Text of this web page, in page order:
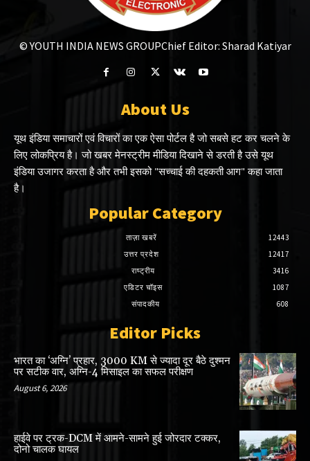
© YOUTH INDIA NEWS GROUPChief Editor: Sharad Katiyar
About Us
यूथ इंडिया समाचारों एवं विचारों का एक ऐसा पोर्टल है जो सबसे हट कर चलने के
लिए लोकप्रिय है। जो खबर मेनस्ट्रीम मीडिया दिखाने से डरती है उसे यूथ
इंडिया उजागर करता है और तभी इसको "सच्चाई की दहकती आग" कहा जाता
है।
Popular Category
ताज़ा खबरें
12443
उत्तर प्रदेश
12417
राष्ट्रीय
3416
एडिटर चॉइस
1087
संपादकीय
608
Editor Picks
भारत का ‘अग्नि’ प्रहार, 3000 KM से ज्यादा दूर बैठे दुश्मन
पर सटीक वार, अग्नि-4 मिसाइल का सफल परीक्षण
August 6, 2026
हाईवे पर ट्रक-DCM में आमने-सामने हुई जोरदार टक्कर,
दोनो चालक घायल